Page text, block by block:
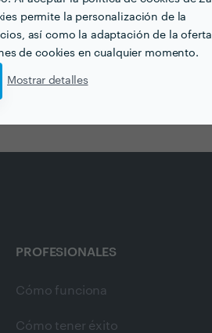
permite la personalización de la
así como la adaptación de la
de cookies en cualquier momento.
Mostrar detalles
PROFESIONALES
Cómo funciona
Cómo tener éxito